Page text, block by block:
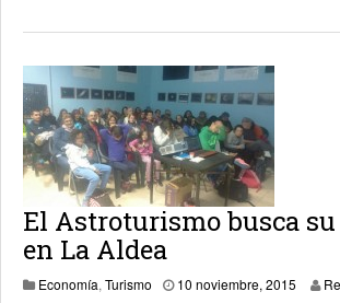
El Astroturismo busca su
en La Aldea
Economía, Turismo 10 noviembre, 2015 10